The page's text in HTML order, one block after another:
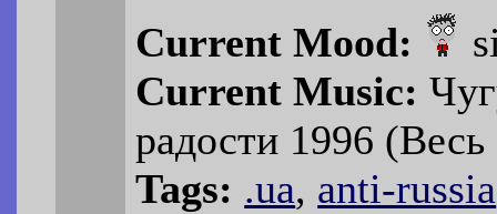
Current Mood:
Current Music:
радости 1996
Tags: .ua, anti-russia